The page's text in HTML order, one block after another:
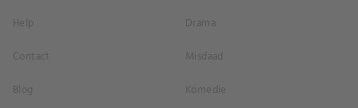
Help
Contact
Blog
Drama
Misdaad
Komedie